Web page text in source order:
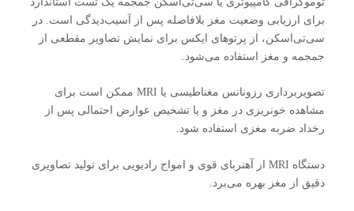
برای ارزیابی وضعیت مغز بلافاصله پس از آسیب‌دیدگی است. در
سی‌تی‌اسکن، از پرتوهای ایکس برای نمایش تصاویر مقطعی از
جمجمه و مغز استفاده می‌شود.
تصویربرداری رزونانس مغناطیسی یا MRI ممکن است برای
مشاهده خونریزی در مغز و یا تشخیص عوارض احتمالی پس از
رخداد ضربه مغزی استفاده شود.
دستگاه MRI از آهنربای قوی و امواج رادیویی برای تولید تصاویری
دقیق از مغز بهره می‌برد.